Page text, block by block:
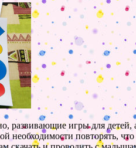
развивающие игры для
необходимости повторять,